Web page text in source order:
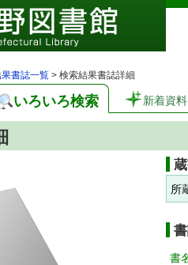
書誌一覧 > 検索結果書誌詳細
いろいろ検索 新着資料
所
書